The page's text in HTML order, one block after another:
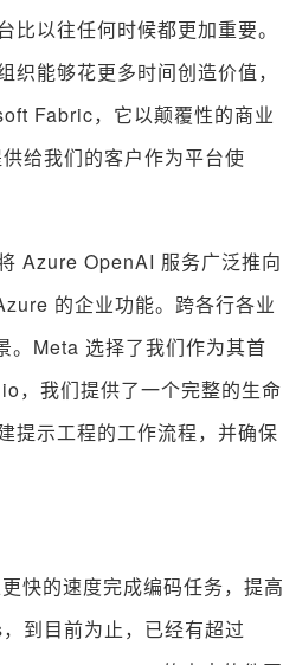
以往任何时候都更加重要。
能够花更多时间创造价值，
Fabric，它以颠覆性的商业
给我们的客户作为平台使
Azure OpenAI 服务广泛推向
的企业功能。跨各行各业
。Meta 选择了我们作为其首
，我们提供了一个完整的生命
提示工程的工作流程，并确保
快的速度完成编码任务，提高
到目前为止，已经有超过